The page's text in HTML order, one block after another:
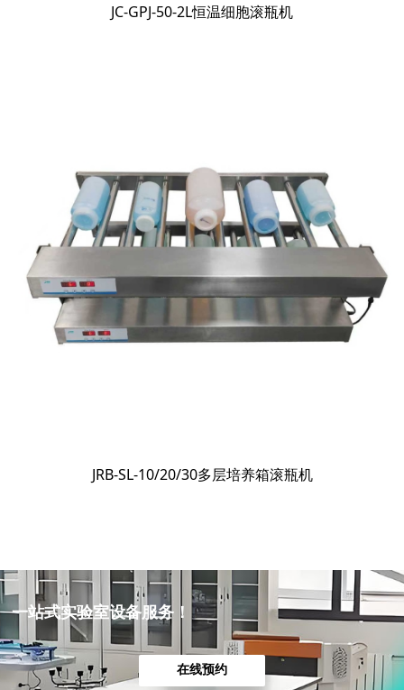
JC-GPJ-50-2L恒温细胞滚瓶机
JRB-SL-10/20/30多层培养箱滚瓶机
一站式实验室设备服务！
在线预约